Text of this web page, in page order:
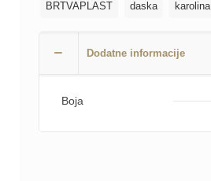
PVC
KAROLINA
BRTVAPLAST daska karolina
Dodatne informacije
Boja